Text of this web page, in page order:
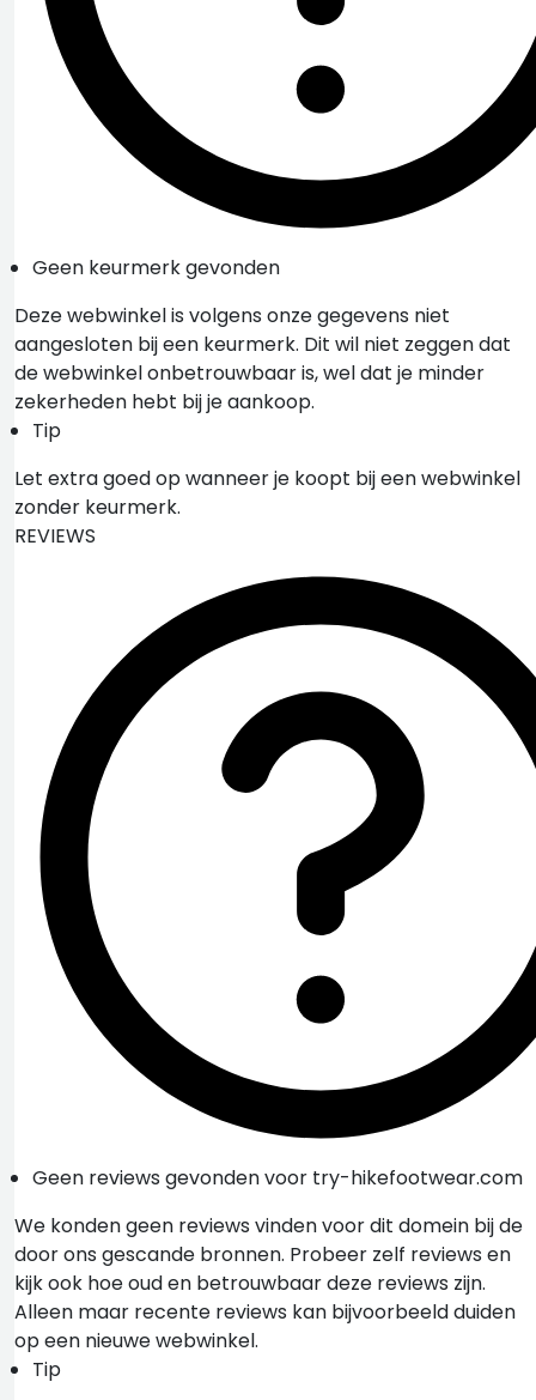
Geen keurmerk gevonden
Deze webwinkel is volgens onze gegevens niet
aangesloten bij een keurmerk. Dit wil niet zeggen dat
de webwinkel onbetrouwbaar is, wel dat je minder
zekerheden hebt bij je aankoop.
Tip
Let extra goed op wanneer je koopt bij een webwinkel
zonder keurmerk.
REVIEWS
Geen reviews gevonden voor try-hikefootwear.com
We konden geen reviews vinden voor dit domein bij de
door ons gescande bronnen. Probeer zelf reviews en
kijk ook hoe oud en betrouwbaar deze reviews zijn.
Alleen maar recente reviews kan bijvoorbeeld duiden
op een nieuwe webwinkel.
Tip